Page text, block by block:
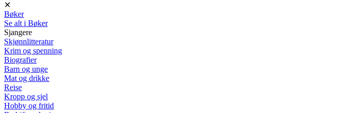
✕
Bøker
Se alt i Bøker
Sjangere
Skjønnlitteratur
Krim og spenning
Biografier
Barn og unge
Mat og drikke
Reise
Kropp og sjel
Hobby og fritid